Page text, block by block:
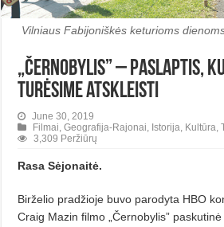
Vilniaus Fabijoniškės keturioms
„Černobylis” – paslaptis,
turėsime atskleisti
June 30, 2019
Filmai,Geografija-Rajonai, Istorija, Kultūra,
3,309 Peržiūrų
Rasa Sėjonaitė.
Birželio pradžioje buvo parodyta HBO
Craig Mazin filmo „Černobylis”